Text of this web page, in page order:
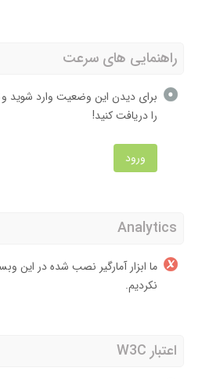
راهنمایی های سرعت
برای دیدن این وضعیت وارد شوید
را دریافت کنید!
ورود
Analytics
ما ابزار آمارگیر نصب شده در این
نکردیم.
اعتبار W3C